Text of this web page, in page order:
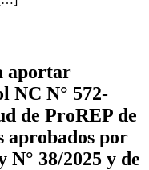
aportar
NC N° 572-
de ProREP de
aprobados por
N° 38/2025 y de